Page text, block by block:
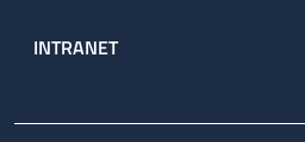
INTRANET